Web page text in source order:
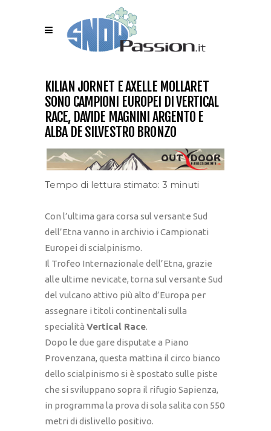
KILIAN JORNET E AXELLE MOLLARET
SONO CAMPIONI EUROPEI DI VERTICAL
RACE, DAVIDE MAGNINI ARGENTO E
ALBA DE SILVESTRO BRONZO
Tempo di lettura stimato: 3 minuti
Con l’ultima gara corsa sul versante Sud
dell’Etna vanno in archivio i Campionati
Europei di scialpinismo.
Il Trofeo Internazionale dell’Etna, grazie
alle ultime nevicate, torna sul versante Sud
del vulcano attivo più alto d’Europa per
assegnare i titoli continentali sulla
specialità Vertical Race.
Dopo le due gare disputate a Piano
Provenzana, questa mattina il circo bianco
dello scialpinismo si è spostato sulle piste
che si sviluppano sopra il rifugio Sapienza,
in programma la prova di sola salita con 550
metri di dislivello positivo.